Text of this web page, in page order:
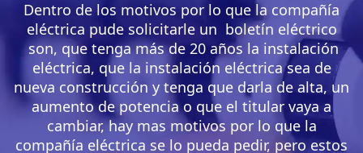
Dentro de los motivos por lo que la compañía
eléctrica pude solicitarle un boletín eléctrico
son, que tenga más de 20 años la instalación
eléctrica, que la instalación eléctrica sea de
nueva construcción y tenga que darla de alta, un
aumento de potencia o que el titular vaya a
cambiar, hay mas motivos por lo que la
compañía eléctrica se lo pueda pedir, pero estos